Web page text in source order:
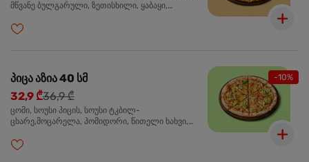
მწვანე ბულგარული, ზეთისხილი, ყაბაყი,
ორეგანო
-10%
პიცა აზია 40 სმ
32,9 ₾36,9 ₾
ცომი, სოუსი პიცის, სოუსი ტკბილ-
ცხარე,მოცარელა, პომიდორი, წითელი ხახვი,
სეზამის მარცვლის ნაზავი, ქინძი, ორეგანო